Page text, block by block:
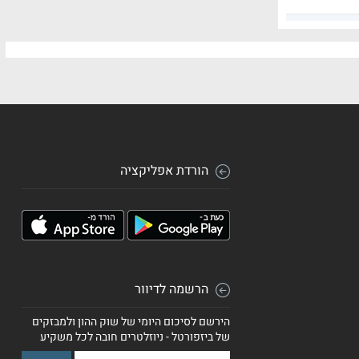
הורדת אפליקציה
הרשמה לדיוור
הירשם לסיכום היומי של שוק ההון ולמבזקים
של ביזפורטל - ניוזלטרים חובה לכל משקיע